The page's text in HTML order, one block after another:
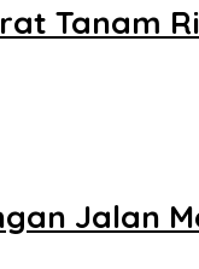
Tanam
Jalan